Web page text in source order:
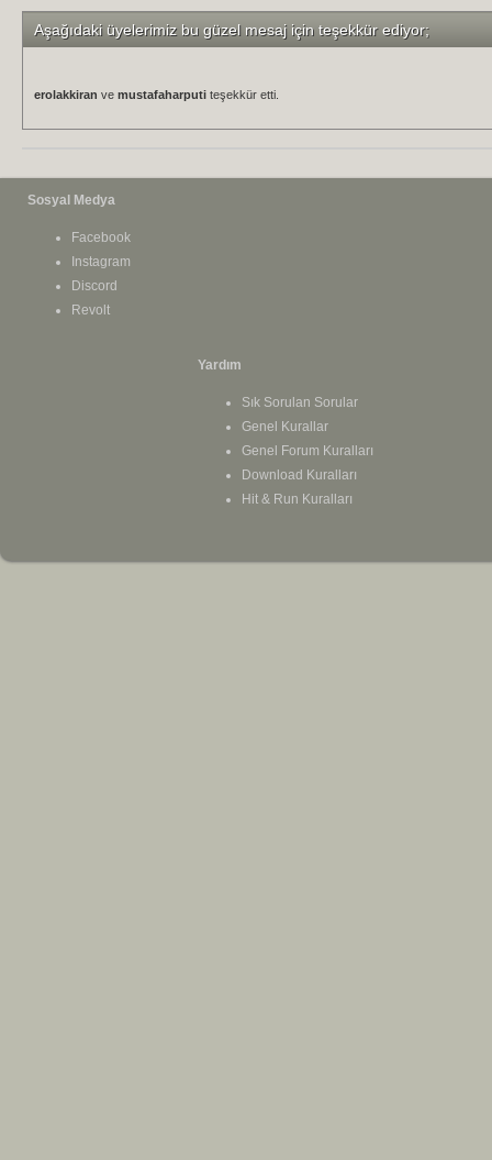
Aşağıdaki üyelerimiz bu güzel mesaj için teşekkür ediyor;
erolakkiran ve mustafaharputi teşekkür etti.
Sosyal Medya
Facebook
Instagram
Discord
Revolt
Yardım
Sık Sorulan Sorular
Genel Kurallar
Genel Forum Kuralları
Download Kuralları
Hit & Run Kuralları